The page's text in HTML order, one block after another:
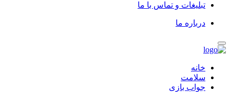
تبلیغات و تماس با ما
درباره ما
خانه
سلامت
جواب بازی